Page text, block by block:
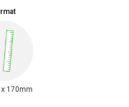
170mm